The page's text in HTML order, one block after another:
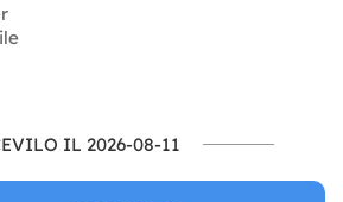
IL 2026-08-11